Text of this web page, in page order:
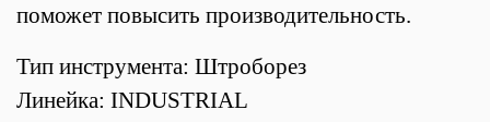
поможет повысить производительность.
Тип инструмента: Штроборез
Линейка: INDUSTRIAL